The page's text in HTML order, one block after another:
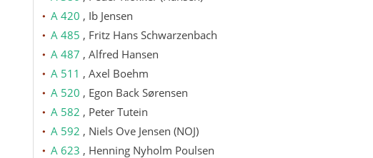
A 420 , Ib Jensen
A 485 , Fritz Hans Schwarzenbach
A 487 , Alfred Hansen
A 511 , Axel Boehm
A 520 , Egon Back Sørensen
A 582 , Peter Tutein
A 592 , Niels Ove Jensen (NOJ)
A 623 , Henning Nyholm Poulsen